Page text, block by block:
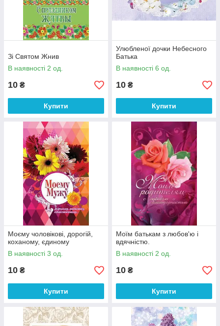
Зі Святом Жнив
В наявності 2 од.
10 ₴
Купити
Улюбленої дочки Небесного
Батька
В наявності 6 од.
10 ₴
Купити
Моєму чоловікові, дорогій,
коханому, єдиному
В наявності 3 од.
10 ₴
Купити
Моїм батькам з любов'ю і
вдячністю.
В наявності 2 од.
10 ₴
Купити